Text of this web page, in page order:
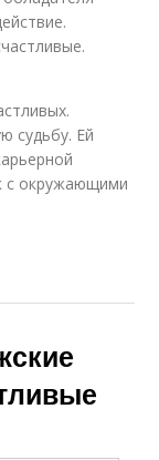
судьбу. Ей
с окружающими